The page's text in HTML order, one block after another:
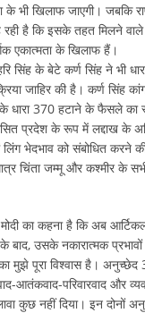
भी खिलाफ जाएगी। जबकि
रही है कि इसके तहत मिलने
एकात्मता के खिलाफ हैं।
सिंह के बेटे कर्ण सिंह ने भी
जाहिर की है। कर्ण सिंह
धारा 370 हटाने के फैसले का
प्रदेश के रूप में लद्दाख के
भेदभाव को संबोधित करने
चिंता जम्मू और कश्मीर के
मोदी का कहना है कि अब
बाद, उसके नकारात्मक
मुझे पूरा विश्वास है।
आतंकवाद-परिवारवाद और
कुछ नहीं दिया। इन दोनों